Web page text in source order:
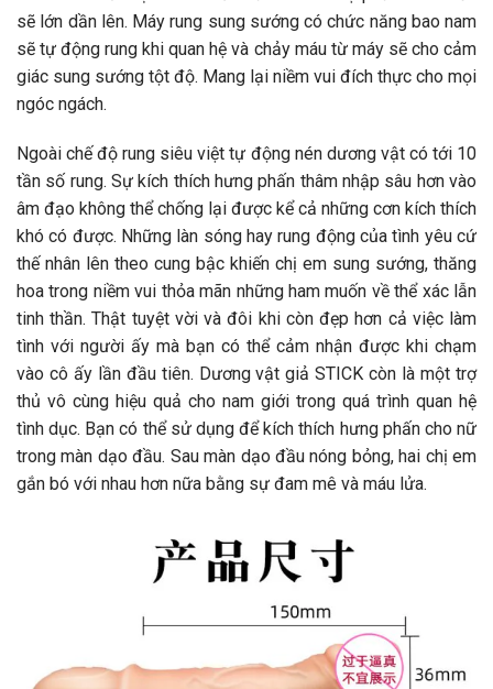
sẽ lớn dần lên. Máy rung sung sướng có chức năng bao nam
sẽ tự động rung khi quan hệ và chảy máu từ máy sẽ cho cảm
giác sung sướng tột độ. Mang lại niềm vui đích thực cho mọi
ngóc ngách.
Ngoài chế độ rung siêu việt tự động nén dương vật có tới 10
tần số rung. Sự kích thích hưng phấn thâm nhập sâu hơn vào
âm đạo không thể chống lại được kể cả những cơn kích thích
khó có được. Những làn sóng hay rung động của tình yêu cứ
thế nhân lên theo cung bậc khiến chị em sung sướng, thăng
hoa trong niềm vui thỏa mãn những ham muốn về thể xác lẫn
tinh thần. Thật tuyệt vời và đôi khi còn đẹp hơn cả việc làm
tình với người ấy mà bạn có thể cảm nhận được khi chạm
vào cô ấy lần đầu tiên. Dương vật giả STICK còn là một trợ
thủ vô cùng hiệu quả cho nam giới trong quá trình quan hệ
tình dục. Bạn có thể sử dụng để kích thích hưng phấn cho nữ
trong màn dạo đầu. Sau màn dạo đầu nóng bỏng, hai chị em
gắn bó với nhau hơn nữa bằng sự đam mê và máu lửa.